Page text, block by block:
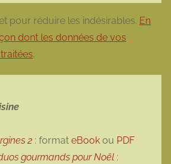
pour réduire les indésirables. En
dont les données de vos
.
2 : format eBook ou PDF
gourmands pour Noël :